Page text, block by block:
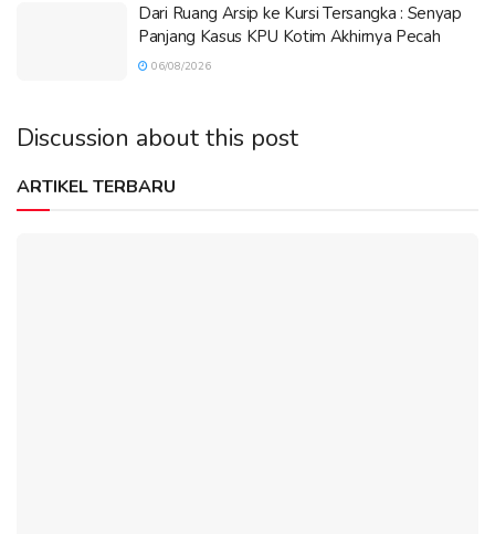
Dari Ruang Arsip ke Kursi Tersangka : Senyap
Panjang Kasus KPU Kotim Akhirnya Pecah
06/08/2026
Discussion about this post
ARTIKEL TERBARU